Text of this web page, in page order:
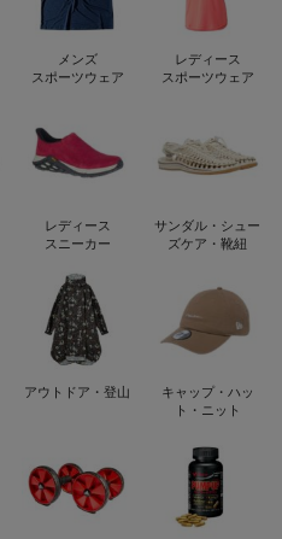
メンズ
スポーツウェア
レディース
スポーツウェア
レディース
スニーカー
サンダル・シュー
ズケア・靴紐
アウトドア・登山
キャップ・ハッ
ト・ニット